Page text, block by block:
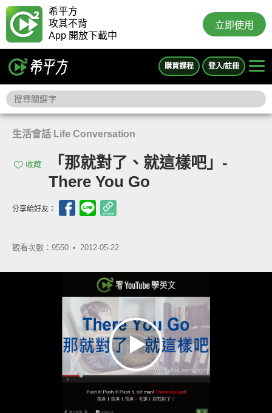
希平方
攻其不背
App 開放下載中
立即使用
購買課程 登入/註冊
生活會話 Life Conversation
收藏
「那就對了、就這樣吧」-
There You Go
分享給好友：
觀看次數：9550 • 2012-05-22